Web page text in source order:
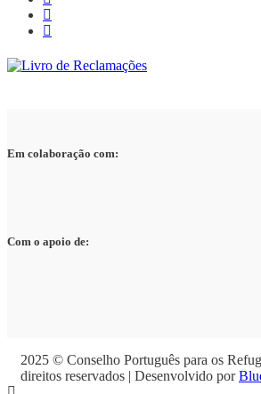
Em colaboração com:
Com o apoio de:
2025 © Conselho Português para os
direitos reservados | Desenvolvido por